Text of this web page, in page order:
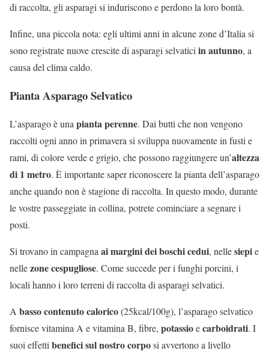
di raccolta, gli asparagi si induriscono e perdono la loro bontà.
Infine, una piccola nota: egli ultimi anni in alcune zone d’Italia si
sono registrate nuove crescite di asparagi selvaticiin autunno, a
causa del clima caldo.
Pianta Asparago Selvatico
L’asparago è una pianta perenne. Dai butti che non vengono
raccolti ogni anno in primavera si sviluppa nuovamente in fusti e
rami, di colore verde e grigio, che possono raggiungere un’altezza
di 1 metro. È importante saper riconoscere la pianta dell’asparago
anche quando non è stagione di raccolta. In questo modo, durante
le vostre passeggiate in collina, potrete cominciare a segnare i
posti.
Si trovano in campagna ai margini dei boschi cedui, nellesiepie
nellezone cespugliose. Come succede per i funghi porcini, i
locali hanno i loro terreni di raccolta di asparagi selvatici.
A basso contenuto calorico(25kcal/100g), l’asparago selvatico
fornisce vitamina A e vitamina B, fibre, potassioecarboidrati. I
suoi effetti benefici sul nostro corposi avvertono a livello